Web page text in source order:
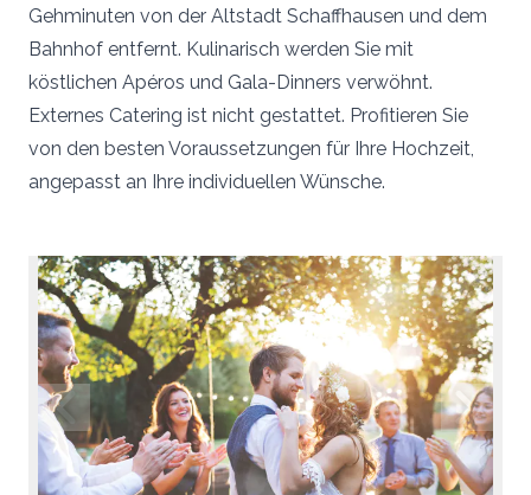
Gehminuten von der Altstadt Schaffhausen und dem
Bahnhof entfernt. Kulinarisch werden Sie mit
köstlichen Apéros und Gala-Dinners verwöhnt.
Externes Catering ist nicht gestattet. Profitieren Sie
von den besten Voraussetzungen für Ihre Hochzeit,
angepasst an Ihre individuellen Wünsche.